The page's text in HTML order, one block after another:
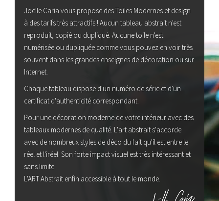
Joëlle Caria vous propose des Toiles Modernes et design
à des tarifs très attractifs ! Aucun tableau abstrait n'est
reproduit, copié ou dupliqué. Aucune toile n'est
numérisée ou dupliquée comme vous pouvez en voir très
souvent dans les grandes enseignes de décoration ou sur
Internet.
Chaque tableau dispose d'un numéro de série et d'un
certificat d'authenticité correspondant.
Pour une décoration moderne de votre intérieur avec des
tableaux modernes de qualité. L'art abstrait s'accorde
avec de nombreux styles de déco du fait qu'il est entre le
réel et l'iréel. Son forte impact visuel est très intéressant et
sans limite.
L'ART Abstrait enfin accessible à tout le monde.